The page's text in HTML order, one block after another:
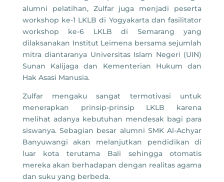
alumni pelatihan, Zulfar juga menjadi peserta
workshop ke-1 LKLB di Yogyakarta dan fasilitator
workshop ke-6 LKLB di Semarang yang
dilaksanakan Institut Leimena bersama sejumlah
mitra diantaranya Universitas Islam Negeri (UIN)
Sunan Kalijaga dan Kementerian Hukum dan
Hak Asasi Manusia.
Zulfar mengaku sangat termotivasi untuk
menerapkan prinsip-prinsip LKLB karena
melihat adanya kebutuhan mendesak bagi para
siswanya. Sebagian besar alumni SMK Al-Achyar
Banyuwangi akan melanjutkan pendidikan di
luar kota terutama Bali sehingga otomatis
mereka akan berhadapan dengan realitas agama
dan suku yang berbeda.